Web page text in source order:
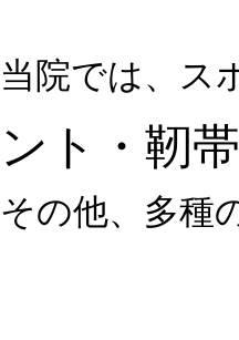
当院では、ス
ント・靭
その他、多種